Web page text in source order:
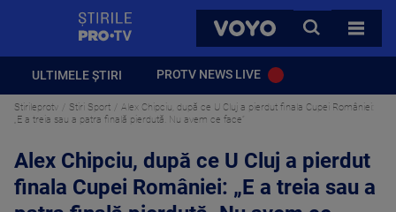
VOYO
CAUTA
TOATE
ULTIMELE ȘTIRI PROTV NEWS LIVE
Stirileprotv Stiri Sport
Alex Chipciu, după ce U Cluj a pierdut finala Cupei României:
„E a treia sau a patra finală pierdută. Nu avem ce face”
Alex Chipciu, după ce U Cluj a pierdut
finala Cupei României: „E a treia sau a